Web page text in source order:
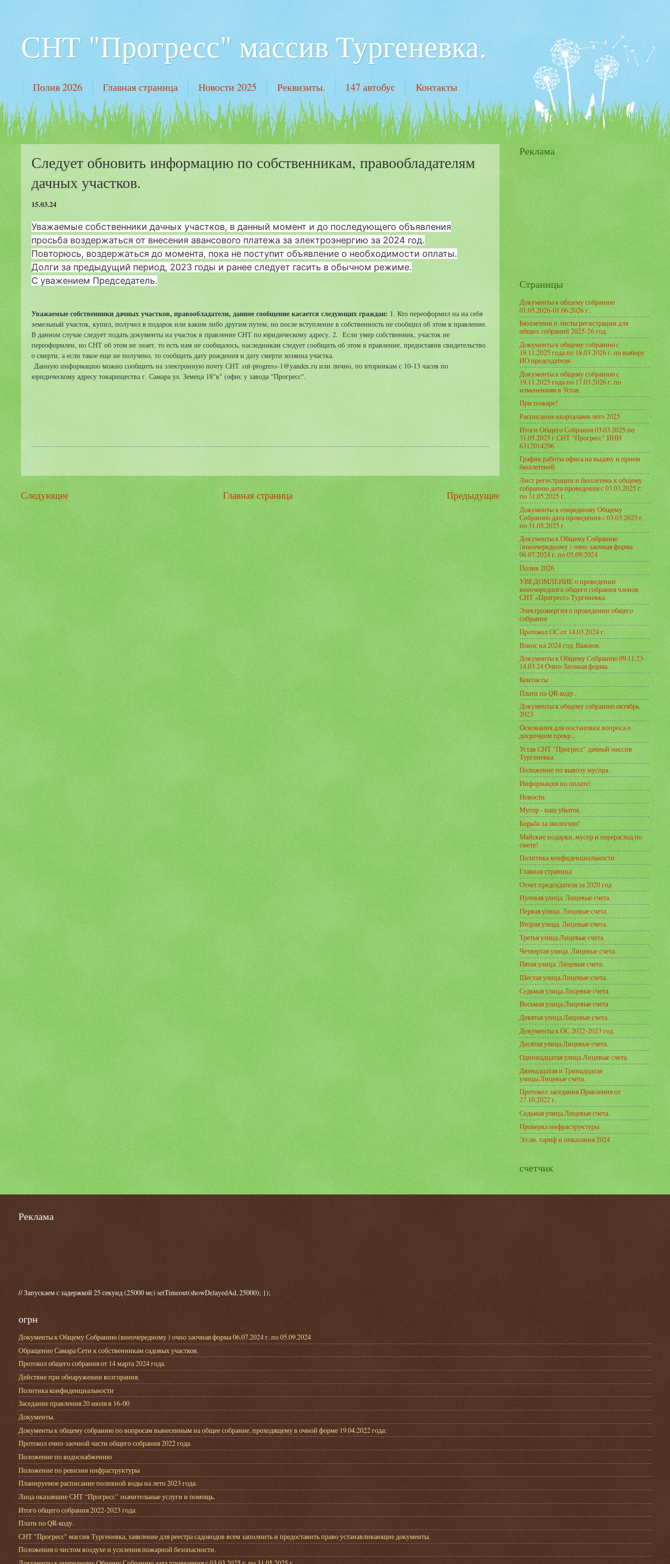
СНТ "Прогресс" массив Тургеневка.
Полив 2026 Главная страница Новости 2025 Реквизиты. 147 автобус Контакты
Следует обновить информацию по собственникам, правообладателям
дачных участков.
15.03.24
Уважаемые собственники дачных участков, в данный момент и до последующего объявления
просьба воздержаться от внесения авансового платежа за электроэнергию за 2024 год.
Повторюсь, воздержаться до момента, пока не поступит объявление о необходимости оплаты.
Долги за предыдущий период, 2023 годы и ранее следует гасить в обычном режиме.
С уважением Председатель.
Уважаемые собственники дачных участков, правообладатели, данное сообщение касается следующих граждан: 1. Кто переоформил на на себя
земельный участок, купил, получил в подарок или каким либо другим путем, но после вступление в собственность не сообщил об этом в правление.
В данном случае следует подать документы на участок в правление СНТ по юридическому адресу. 2. Если умер собственник, участок не
переоформлен, но СНТ об этом не знает, то есть нам не сообщалось, наследникам следует сообщить об этом в правление, предоставив свидетельство
о смерти, а если такое еще не получено, то сообщить дату рождения и дату смерти хозяина участка.
Данную информацию можно сообщить на электронную почту СНТ snt-progress-1@yandex.ru или лично, по вторникам с 10-13 часов по
юридическому адресу товарищества г. Самара ул. Земеца 18"в" (офис у завода "Прогресс".
Следующее Предыдущее
Главная страница
Реклама
Страницы
Документы к общему собранию
01.05.2026-01.06.2026 г.
Бюллетени и листы регистрации для
общих собраний 2025-26 год.
Документы к общему собранию с
19.11.2025 года по 18.03 2026 г. по выбору
ИО председателя.
Документы к общему собранию с
19.11.2025 года по 17.03 2026 г. по
изменениям в Устав.
При пожаре!
Расписание кварталами лето 2025
Итоги Общего Собрания 03.03.2025 по
31.05.2025 г СНТ "Прогресс" ИНН
6312014296
График работы офиса на выдачу и прием
бюллетеней.
Лист регистрации и бюллетень к общему
собранию дата проведения с 03.03.2025 г.
по 31.05.2025 г.
Документы к очередному Общему
Собранию дата проведения с 03.03.2025 г.
по 31.05.2025 г.
Документы к Общему Собранию
(внеочередному ) очно заочная форма
06.07.2024 г. по 05.09.2024
Полив 2026
УВЕДОМЛЕНИЕ о проведении
внеочередного общего собрания членов
СНТ «Прогресс» Тургеневка.
Электроэнергия о проведении общего
собрания
Протокол ОС от 14.03.2024 г.
Взнос на 2024 год. Важное.
Документы к Общему Собранию 09.11.23-
14.03.24 Очно-Заочная форма.
Контакты
Плати по QR-коду.
Документы к общему собранию октябрь
2023
Основания для постановки вопроса о
досрочном прекр...
Устав СНТ "Прогресс" дачный массив
Тургеневка.
Положение по вывозу мусора.
Информация по оплате!
Новости
Мусор - наш убыток.
Борьба за экологию!
Майские подарки, мусор и перерасход по
смете!
Политика конфиденциальности
Главная страница
Отчет председателя за 2020 год
Нулевая улица. Лицевые счета.
Первая улица. Лицевые счета.
Вторая улица. Лицевые счета.
Третья улица.Лицевые счета.
Четвертая улица. Лицевые счета.
Пятая улица. Лицевые счета.
Шестая улица.Лицевые счета.
Седьмая улица.Лицевые счета.
Восьмая улица.Лицевые счета
Девятая улица.Лицевые счета.
Документы к ОС 2022-2023 год.
Десятая улица.Лицевые счета.
Одиннадцатая улица.Лицевые счета.
Двенадцатая и Тринадцатая
улицы.Лицевые счета.
Протокол заседания Правления от
27.10.2022 г.
Седьмая улица.Лицевые счета.
Проверка инфраструктуры
Эл.эн. тариф и показания 2024
счетчик
Реклама
// Запускаем с задержкой 25 секунд (25000 мс) setTimeout(showDelayedAd, 25000); });
огрн
Документы к Общему Собранию (внеочередному ) очно заочная форма 06.07.2024 г. по 05.09.2024
Обращение Самара Сети к собственникам садовых участков.
Протокол общего собрания от 14 марта 2024 года.
Действие при обнаружении возгорания.
Политика конфиденциальности
Заседание правления 20 июля в 16-00
Документы.
Документы к общему собранию по вопросам вынесенным на общее собрание, проходящему в очной форме 19.04.2022 года:
Протокол очно-заочной части общего собрания 2022 года.
Положение по водоснабжению
Положение по ревизии инфраструктуры
Планируемое расписание поливной воды на лето 2023 года.
Лица оказавшие СНТ “Прогресс” значительные услуги и помощь.
Итого общего собрания 2022-2023 года.
Плати по QR-коду.
СНТ "Прогресс" массив Тургеневка, заявление для реестра садоводов всем заполнить и предоставить право устанавливающие документы.
Положения о чистом воздухе и усиления пожарной безопасности.